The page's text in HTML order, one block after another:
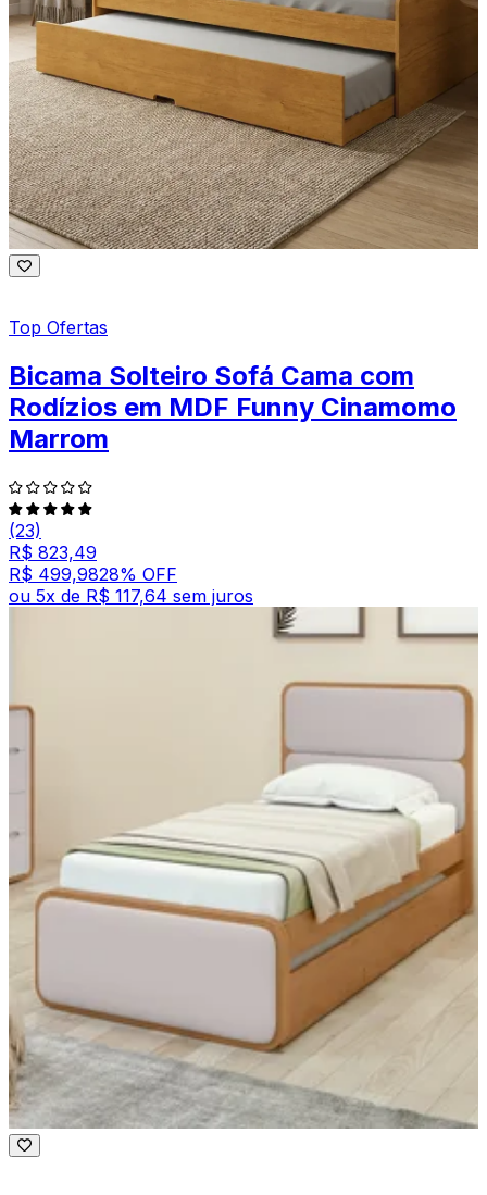
Top Ofertas
Bicama Solteiro Sofá Cama com
Rodízios em MDF Funny Cinamomo
Marrom
(23)
R$ 823,49
R$ 499,9828% OFF
ou 5x de R$ 117,64 sem juros